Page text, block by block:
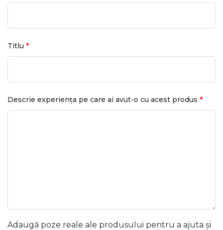
Titlu *
Descrie experiența pe care ai avut-o cu acest produs *
Adaugă poze reale ale produsului pentru a ajuta și